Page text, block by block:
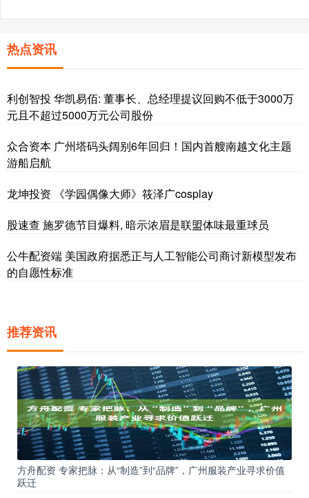
热点资讯
利创智投 华凯易佰: 董事长、总经理提议回购不低于3000万
元且不超过5000万元公司股份
众合资本 广州塔码头阔别6年回归！国内首艘南越文化主题
游船启航
龙坤投资 《学园偶像大师》筱泽广cosplay
股速查 施罗德节目爆料, 暗示浓眉是联盟体味最重球员
公牛配资端 美国政府据悉正与人工智能公司商讨新模型发布
的自愿性标准
推荐资讯
方舟配资 专家把脉：从“制造”到“品牌”，广州服装产业寻求价值
跃迁